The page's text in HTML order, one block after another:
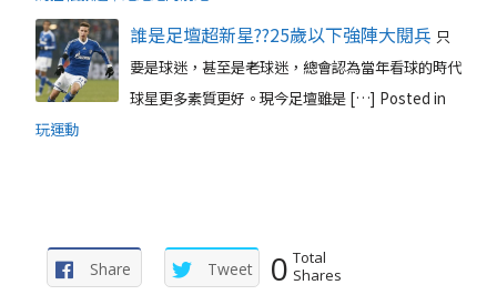
誰是足壇超新星??25歲以下強陣大閱兵 只
要是球迷，甚至是老球迷，總會認為當年看球的時代
球星更多素質更好。現今足壇雖是 […] Posted in
玩運動
Share Tweet 0 Total
Shares